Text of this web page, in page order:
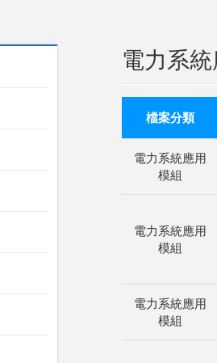
電力系
檔案分類
電力系統應用
模組
電力系統應用
模組
電力系統應用
模組